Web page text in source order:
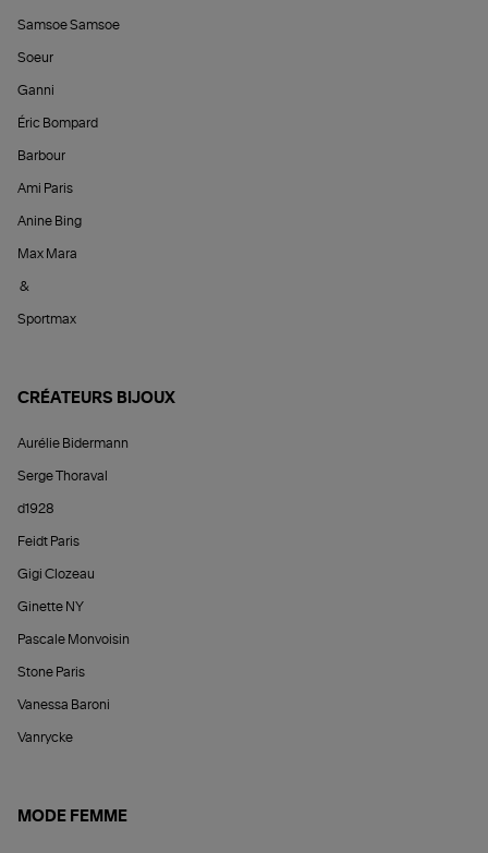
Samsoe Samsoe
Soeur
Ganni
Éric Bompard
Barbour
Ami Paris
Anine Bing
Max Mara
&
Sportmax
CRÉATEURS BIJOUX
Aurélie Bidermann
Serge Thoraval
d1928
Feidt Paris
Gigi Clozeau
Ginette NY
Pascale Monvoisin
Stone Paris
Vanessa Baroni
Vanrycke
MODE FEMME